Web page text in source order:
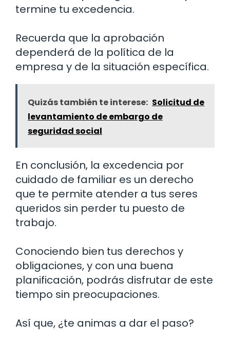
termine tu excedencia.
Recuerda que la aprobación
dependerá de la política de la
empresa y de la situación específica.
Quizás también te interese: Solicitud de
levantamiento de embargo de
seguridad social
En conclusión, la excedencia por
cuidado de familiar es un derecho
que te permite atender a tus seres
queridos sin perder tu puesto de
trabajo.
Conociendo bien tus derechos y
obligaciones, y con una buena
planificación, podrás disfrutar de este
tiempo sin preocupaciones.
Así que, ¿te animas a dar el paso?